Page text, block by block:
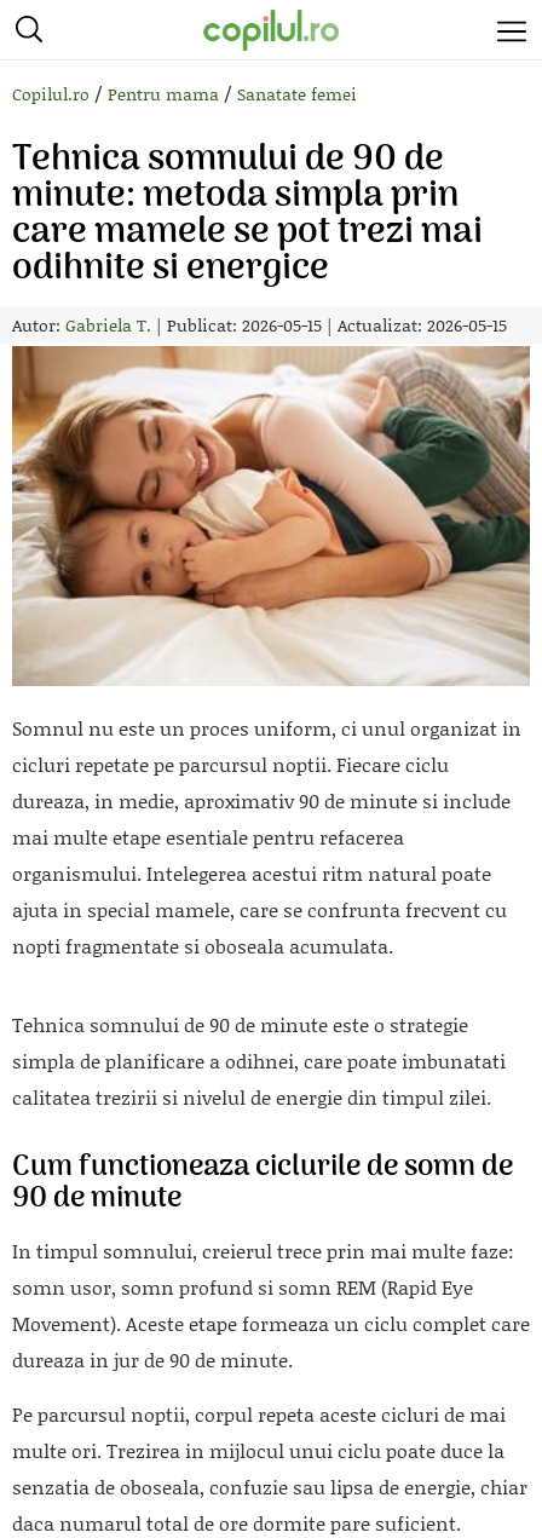
Copilul.ro / Pentru mama / Sanatate femei
Tehnica somnului de 90 de
minute: metoda simpla prin
care mamele se pot trezi mai
odihnite si energice
Autor: Gabriela T. | Publicat: 2026-05-15 | Actualizat: 2026-05-15
Somnul nu este un proces uniform, ci unul organizat in
cicluri repetate pe parcursul noptii. Fiecare ciclu
dureaza, in medie, aproximativ 90 de minute si include
mai multe etape esentiale pentru refacerea
organismului. Intelegerea acestui ritm natural poate
ajuta in special mamele, care se confrunta frecvent cu
nopti fragmentate si oboseala acumulata.
Tehnica somnului de 90 de minute este o strategie
simpla de planificare a odihnei, care poate imbunatati
calitatea trezirii si nivelul de energie din timpul zilei.
Cum functioneaza ciclurile de somn de
90 de minute
In timpul somnului, creierul trece prin mai multe faze:
somn usor, somn profund si somn REM (Rapid Eye
Movement). Aceste etape formeaza un ciclu complet care
dureaza in jur de 90 de minute.
Pe parcursul noptii, corpul repeta aceste cicluri de mai
multe ori. Trezirea in mijlocul unui ciclu poate duce la
senzatia de oboseala, confuzie sau lipsa de energie, chiar
daca numarul total de ore dormite pare suficient.